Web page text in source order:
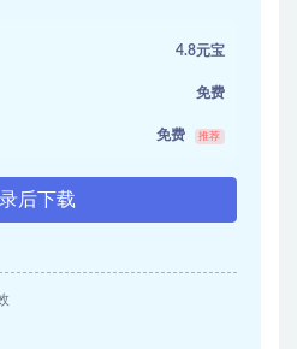
4.8元宝
免费
免费 推荐
后下载